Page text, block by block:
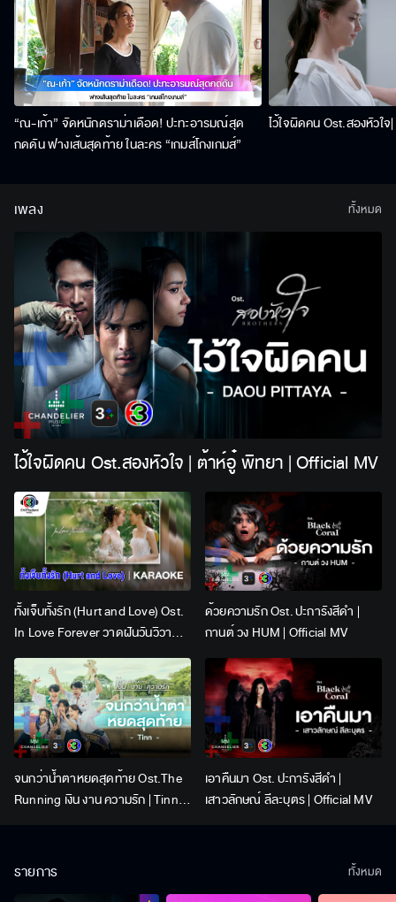
“ณ-เก้า” จัดหนักดราม่าเดือด! ปะทะอารมณ์สุด
กดดัน ฟางเส้นสุดท้าย ในละคร “เกมส์โกงเกมส์”
ไว้ใจผิดคน Ost.สองหัวใ
เพลง
ไว้ใจผิดคน Ost.สองหัวใจ | ต้าห์อู๋ พิทยา | Official MV
ทั้งเจ็บทั้งรัก (Hurt and Love) Ost.
In Love Forever วาดฝันวันวิวาห์ |
Lingling Kwong x Orm
Kornnaphat | Official Karaoke
ด้วยความรัก Ost. ปะการังสีดำ |
กานต์ วง HUM | Official MV
จนกว่าน้ำตาหยดสุดท้าย Ost.The
Running เงิน งาน ความรัก | Tinn |
เอาคืนมา Ost. ปะการังสีดำ |
เสาวลักษณ์ ลีละบุตร | Official MV
ทั้งหมด
รายการ ทั้งหมด